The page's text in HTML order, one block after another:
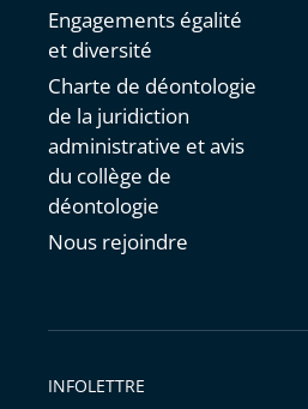
Engagements égalité
et diversité
Charte de déontologie
de la juridiction
administrative et avis
du collège de
déontologie
Nous rejoindre
INFOLETTRE